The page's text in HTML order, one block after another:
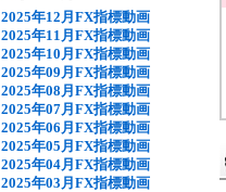
2025年12月FX指標動画
2025年11月FX指標動画
2025年10月FX指標動画
2025年09月FX指標動画
2025年08月FX指標動画
2025年07月FX指標動画
2025年06月FX指標動画
2025年05月FX指標動画
2025年04月FX指標動画
2025年03月FX指標動画